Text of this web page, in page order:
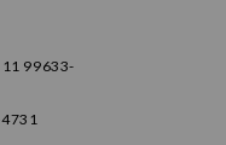
99633-